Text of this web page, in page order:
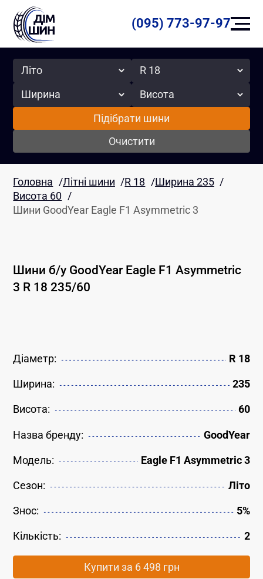
(095) 773-97-97
Сезон Радіус
Ширина Висота
Підібрати шини
Очистити
Головна /Літні шини /R 18 /Ширина 235 /
Висота 60 /
Шини GoodYear Eagle F1 Asymmetric 3
Шини б/у GoodYear Eagle F1 Asymmetric
3 R 18 235/60
Діаметр: R 18
Ширина: 235
Висота: 60
Назва бренду: GoodYear
Модель: Eagle F1 Asymmetric 3
Сезон: Літо
Знос: 5%
Кількість: 2
Купити за 6 498 грн